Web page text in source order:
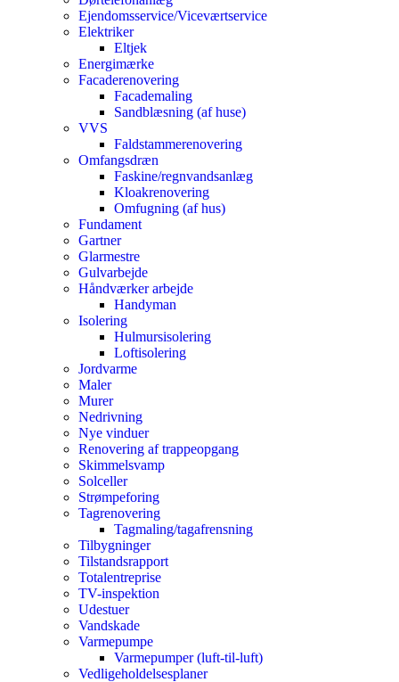
Ejendomsservice/Viceværtservice
Elektriker
Eltjek
Energimærke
Facaderenovering
Facademaling
Sandblæsning (af huse)
VVS
Faldstammerenovering
Omfangsdræn
Faskine/regnvandsanlæg
Kloakrenovering
Omfugning (af hus)
Fundament
Gartner
Glarmestre
Gulvarbejde
Håndværker arbejde
Handyman
Isolering
Hulmursisolering
Loftisolering
Jordvarme
Maler
Murer
Nedrivning
Nye vinduer
Renovering af trappeopgang
Skimmelsvamp
Solceller
Strømpeforing
Tagrenovering
Tagmaling/tagafrensning
Tilbygninger
Tilstandsrapport
Totalentreprise
TV-inspektion
Udestuer
Vandskade
Varmepumpe
Varmepumper (luft-til-luft)
Vedligeholdelsesplaner